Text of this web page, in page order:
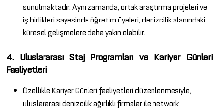
sunulmaktadır. Aynı zamanda, ortak araştırma projeleri ve
iş birlikleri sayesinde öğretim üyeleri, denizcilik alanındaki
küresel gelişmelere daha yakın olabilir.
4. Uluslararası Staj Programları ve Kariyer Günleri
Faaliyetleri
Özellikle Kariyer Günleri faaliyetleri düzenlenmesiyle,
uluslararası denizcilik ağırlıklı firmalar ile network